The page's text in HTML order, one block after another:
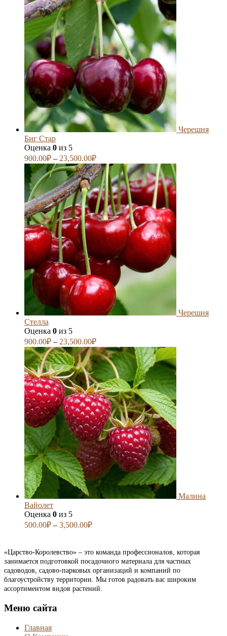
Черешня
Биг Стар
Оценка 0 из 5
900.00₽ – 23,500.00₽
Черешня
Стелла
Оценка 0 из 5
900.00₽ – 23,500.00₽
Малина
Вайолет
Оценка 0 из 5
500.00₽ – 3,500.00₽
«Царство-Королевство» – это команда профессионалов, которая
занимается подготовкой посадочного материала для частных
садоводов, садово-парковых организаций и компаний по
благоустройству территории. Мы готов радовать вас широким
ассортиментом видов растений.
Меню сайта
Главная